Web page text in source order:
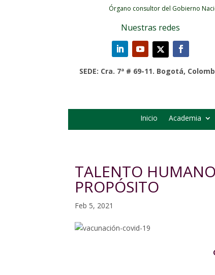
Órgano consultor del Gobierno
Nuestras redes
SEDE: Cra. 7ª # 69-11. Bogotá,
Inicio Academia
TALENTO
PROPÓSITO
Feb 5, 2021